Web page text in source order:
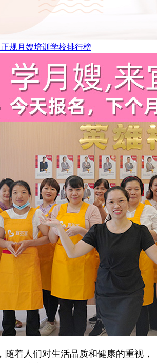
规月嫂培训学校排行榜
着人们对生活品质和健康的重视，